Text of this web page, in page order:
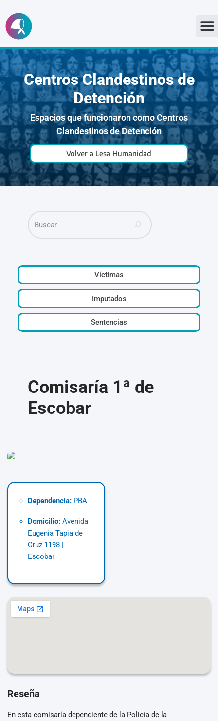
Ir
al
contenido
Centros Clandestinos de
Detención
Espacios que funcionaron como Centros
Clandestinos de Detención
Volver a Lesa Humanidad
Víctimas
Imputados
Sentencias
Comisaría 1ª de
Escobar
Dependencia: PBA
Domicilio: Avenida
Eugenia Tapia de
Cruz 1198 |
Escobar
Reseña
En esta comisaría dependiente de la Policía de la